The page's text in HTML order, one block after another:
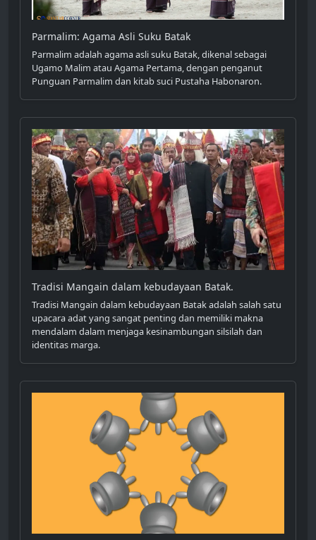
Parmalim: Agama Asli Suku Batak
Parmalim adalah agama asli suku Batak, dikenal sebagai
Ugamo Malim atau Agama Pertama, dengan penganut
Punguan Parmalim dan kitab suci Pustaha Habonaron.
Tradisi Mangain dalam kebudayaan Batak.
Tradisi Mangain dalam kebudayaan Batak adalah salah satu
upacara adat yang sangat penting dan memiliki makna
mendalam dalam menjaga kesinambungan silsilah dan
identitas marga.